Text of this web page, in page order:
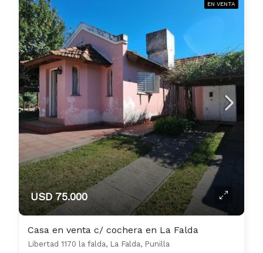
EN VENTA
USD 75.000
Casa en venta c/ cochera en La Falda
Libertad 1170 la falda, La Falda, Punilla